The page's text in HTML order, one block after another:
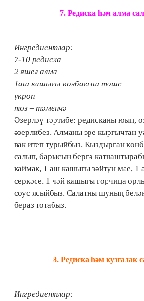
7.​ Редиска һәм алма
Ингредиентлар:
7-10 редиска
2 яшел алма
1аш кашыгы көнбагыш төше
укроп
тоз – тәменчә
Әзерләү тәртибе: редисканы юып,
әзерлибез. Алманы эре кыргычтан
вак итеп турыйбыз. Кыздырган
салып, барысын бергә
каймак, 1 аш кашыгы зәйтүн мае, 1
серкәсе, 1 чәй кашыгы горчица
соус ясыйбыз. Салатны шуның
бераз тотабыз.
8.​ Редиска һәм кузгалак
Ингредиентлар: